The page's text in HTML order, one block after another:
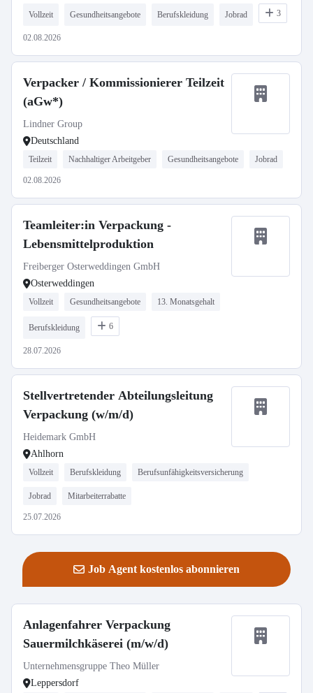
Vollzeit Gesundheitsangebote Berufskleidung Jobrad 3
02.08.2026
Verpacker / Kommissionierer Teilzeit
(aGw*)
Lindner Group
Deutschland
Teilzeit Nachhaltiger Arbeitgeber Gesundheitsangebote Jobrad
02.08.2026
Teamleiter:in Verpackung -
Lebensmittelproduktion
Freiberger Osterweddingen GmbH
Osterweddingen
Vollzeit Gesundheitsangebote 13. Monatsgehalt
Berufskleidung 6
28.07.2026
Stellvertretender Abteilungsleitung
Verpackung (w/m/d)
Heidemark GmbH
Ahlhorn
Vollzeit Berufskleidung Berufsunfähigkeitsversicherung
Jobrad Mitarbeiterrabatte
25.07.2026
Job Agent kostenlos abonnieren
Anlagenfahrer Verpackung
Sauermilchkäserei (m/w/d)
Unternehmensgruppe Theo Müller
Leppersdorf